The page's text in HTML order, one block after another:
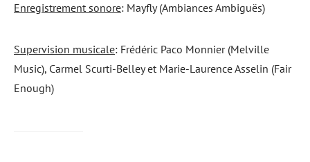
Enregistrement sonore: Mayfly (Ambiances Ambiguës)
Supervision musicale: Frédéric Paco Monnier (Melville
Music), Carmel Scurti-Belley et Marie-Laurence Asselin (Fair
Enough)